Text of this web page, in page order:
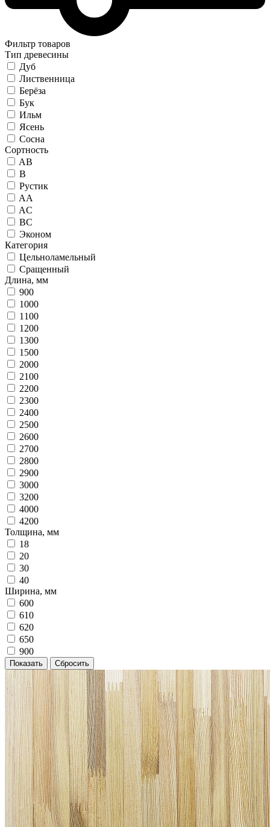
Фильтр товаров
Тип древесины
Дуб
Лиственница
Берёза
Бук
Ильм
Ясень
Сосна
Сортность
AB
B
Рустик
AA
AC
BC
Эконом
Категория
Цельноламельный
Сращенный
Длина, мм
900
1000
1100
1200
1300
1500
2000
2100
2200
2300
2400
2500
2600
2700
2800
2900
3000
3200
4000
4200
Толщина, мм
18
20
30
40
Ширина, мм
600
610
620
650
900
Показать Сбросить